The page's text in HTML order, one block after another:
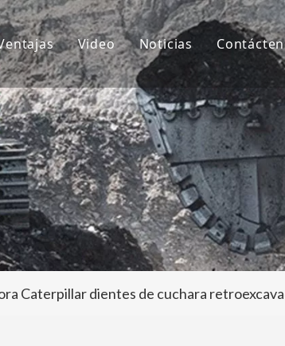
frecuentes
I+D
Producción
Servicio
Video Noticias
Noticias de la
Proyectos
Caterpillar dientes de cuchara